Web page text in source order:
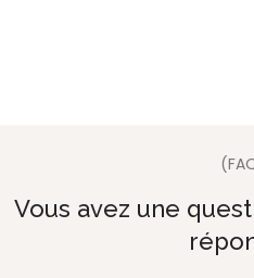
Vous avez une